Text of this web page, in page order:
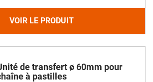
VOIR LE PRODUIT
de transfert ø 60mm pour
à pastilles